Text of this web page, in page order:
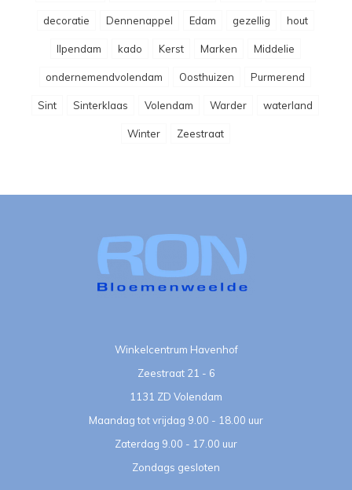
decoratie Dennenappel Edam gezellig hout
Ilpendam kado Kerst Marken Middelie
ondernemendvolendam Oosthuizen Purmerend
Sint Sinterklaas Volendam Warder waterland
Winter Zeestraat
Winkelcentrum Havenhof
Zeestraat 21 - 6
1131 ZD Volendam
Maandag tot vrijdag 9.00 - 18.00 uur
Zaterdag 9.00 - 17.00 uur
Zondags gesloten